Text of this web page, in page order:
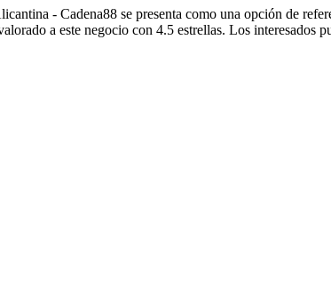
- Cadena88 se presenta como una opción de
a este negocio con 4.5 estrellas. Los